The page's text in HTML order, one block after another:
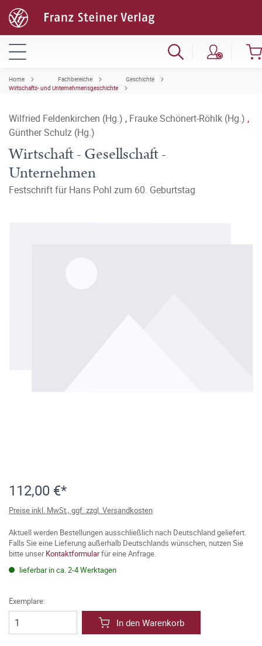
Home Fachbereiche
Geschichte
Wirtschafts- und Unternehmensgeschichte
Wilfried Feldenkirchen (Hg.) , Frauke Schönert-Röhlk (Hg.) ,
Günther Schulz (Hg.)
Wirtschaft - Gesellschaft -
Unternehmen
Festschrift für Hans Pohl zum 60. Geburtstag
112,00 €*
Preise inkl. MwSt., ggf. zzgl. Versandkosten
Aktuell werden Bestellungen ausschließlich nach Deutschland geliefert.
Falls Sie eine Lieferung außerhalb Deutschlands wünschen, nutzen Sie
bitte unserKontaktformularfür eine Anfrage.
lieferbar in ca. 2-4 Werktagen
Exemplare:
In den Warenkorb